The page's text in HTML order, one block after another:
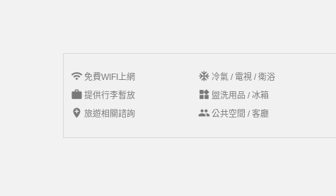
wifi 免費WIFI上網
work 提供行李暫放
add_location 旅遊相關諮詢
ac_unit 冷氣 / 電視 / 衛浴
widgets 盥洗用品 / 冰箱
group公共空間 / 客廳